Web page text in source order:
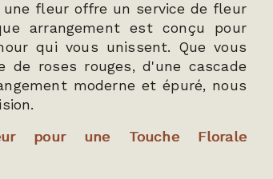
une fleur offre un service de fleur
arrangement est conçu pour
qui vous unissent. Que vous
de roses rouges, d'une cascade
moderne et épuré, nous
pour une Touche Florale